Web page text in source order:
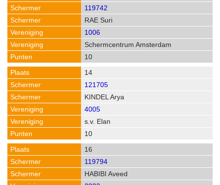
119742
RAE Suri
1006
Schermcentrum Amsterdam
10
14
121705
KINDEL Arya
4005
s.v. Elan
10
16
119794
HABIBI Aveed